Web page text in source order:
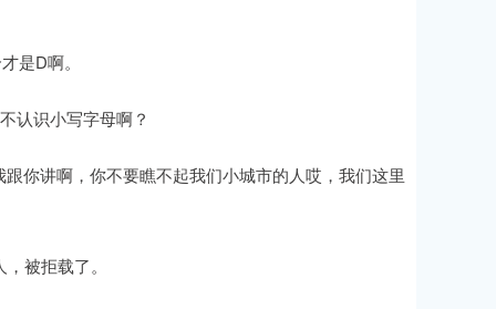
是D啊。
认识小写字母啊？
你讲啊，你不要瞧不起我们小城市的人哎，我们这里
被拒载了。